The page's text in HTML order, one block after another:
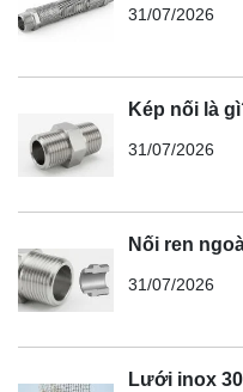
31/07/2026
Kép nối là
31/07/2026
Nối ren
31/07/2026
Lưới inox